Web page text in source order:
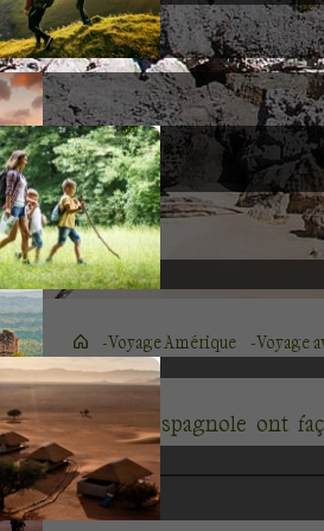
Voyage Amérique Voyage
et espagnole ont
et aztèque.
caractérisent par la